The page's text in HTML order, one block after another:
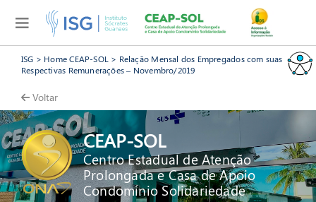
ISG > Home CEAP-SOL > Relação Mensal dos Empregados com suas
Respectivas Remunerações – Novembro/2019
Voltar
CEAP-SOL
Centro Estadual de Atenção
Prolongada e Casa de Apoio
Condomínio Solidariedade